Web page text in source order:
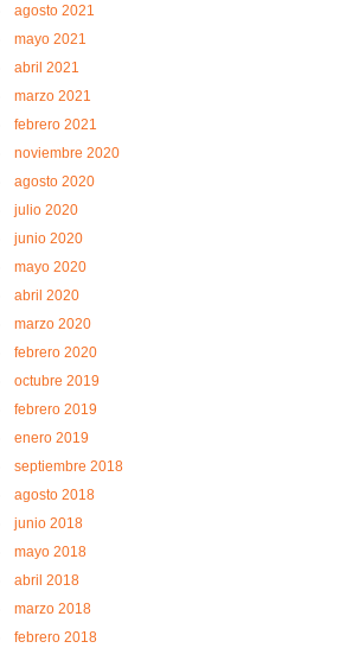
agosto 2021
mayo 2021
abril 2021
marzo 2021
febrero 2021
noviembre 2020
agosto 2020
julio 2020
junio 2020
mayo 2020
abril 2020
marzo 2020
febrero 2020
octubre 2019
febrero 2019
enero 2019
septiembre 2018
agosto 2018
junio 2018
mayo 2018
abril 2018
marzo 2018
febrero 2018